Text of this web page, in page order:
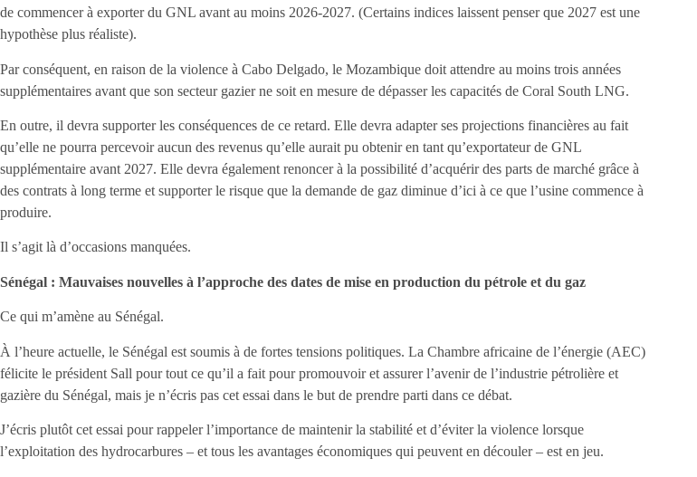
de commencer à exporter du GNL avant au moins 2026-2027. (Certains indices laissent penser que 2027 est une
hypothèse plus réaliste).
Par conséquent, en raison de la violence à Cabo Delgado, le Mozambique doit attendre au moins trois années
supplémentaires avant que son secteur gazier ne soit en mesure de dépasser les capacités de Coral South LNG.
En outre, il devra supporter les conséquences de ce retard. Elle devra adapter ses projections financières au fait
qu’elle ne pourra percevoir aucun des revenus qu’elle aurait pu obtenir en tant qu’exportateur de GNL
supplémentaire avant 2027. Elle devra également renoncer à la possibilité d’acquérir des parts de marché grâce à
des contrats à long terme et supporter le risque que la demande de gaz diminue d’ici à ce que l’usine commence à
produire.
Il s’agit là d’occasions manquées.
Sénégal : Mauvaises nouvelles à l’approche des dates de mise en production du pétrole et du gaz
Ce qui m’amène au Sénégal.
À l’heure actuelle, le Sénégal est soumis à de fortes tensions politiques. La Chambre africaine de l’énergie (AEC)
félicite le président Sall pour tout ce qu’il a fait pour promouvoir et assurer l’avenir de l’industrie pétrolière et
gazière du Sénégal, mais je n’écris pas cet essai dans le but de prendre parti dans ce débat.
J’écris plutôt cet essai pour rappeler l’importance de maintenir la stabilité et d’éviter la violence lorsque
l’exploitation des hydrocarbures – et tous les avantages économiques qui peuvent en découler – est en jeu.